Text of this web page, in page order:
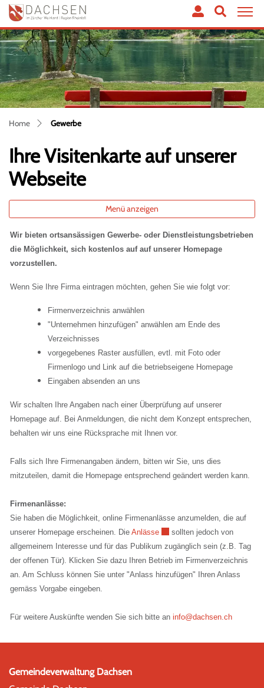
zur Startseite
Direkt zur Hauptnavigation
Direkt zum Inhalt
Direkt zur Suche
Direkt zum Stichwortverzeichnis
Dachsen
Home Gewerbe(ausgewählt)
Ihre Visitenkarte auf unserer
Webseite
Menü anzeigen
Wir bieten ortsansässigen Gewerbe- oder Dienstleistungsbetrieben
die Möglichkeit, sich kostenlos auf auf unserer Homepage
vorzustellen.
Wenn Sie Ihre Firma eintragen möchten, gehen Sie wie folgt vor:
Firmenverzeichnis anwählen
"Unternehmen hinzufügen" anwählen am Ende des
Verzeichnisses
vorgegebenes Raster ausfüllen, evtl. mit Foto oder
Firmenlogo und Link auf die betriebseigene Homepage
Eingaben absenden an uns
Wir schalten Ihre Angaben nach einer Überprüfung auf unserer
Homepage auf. Bei Anmeldungen, die nicht dem Konzept entsprechen,
behalten wir uns eine Rücksprache mit Ihnen vor.
Falls sich Ihre Firmenangaben ändern, bitten wir Sie, uns dies
mitzuteilen, damit die Homepage entsprechend geändert werden kann.
Firmenanlässe:
Sie haben die Möglichkeit, online Firmenanlässe anzumelden, die auf
unserer Homepage erscheinen. Die AnlässeExterner Link wird in einem
sollten jedoch von
allgemeinem Interesse und für das Publikum zugänglich sein (z.B. Tag
der offenen Tür). Klicken Sie dazu Ihren Betrieb im Firmenverzeichnis
an. Am Schluss können Sie unter "Anlass hinzufügen" Ihren Anlass
gemäss Vorgabe eingeben.
Für weitere Auskünfte wenden Sie sich bitte an info@dachsen.ch
Gemeindeverwaltung Dachsen